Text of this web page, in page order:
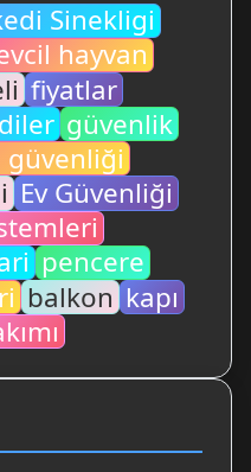
Sinekligi
hayvan
fiyatlar
güvenlik
güvenliği
Ev Güvenliği
pencere
balkon kapı